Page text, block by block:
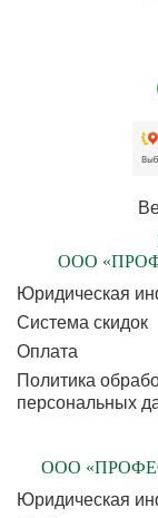
ООО
Юридическая
Cистема скидок
Оплата
Политика
персональных
ООО
Юридическая